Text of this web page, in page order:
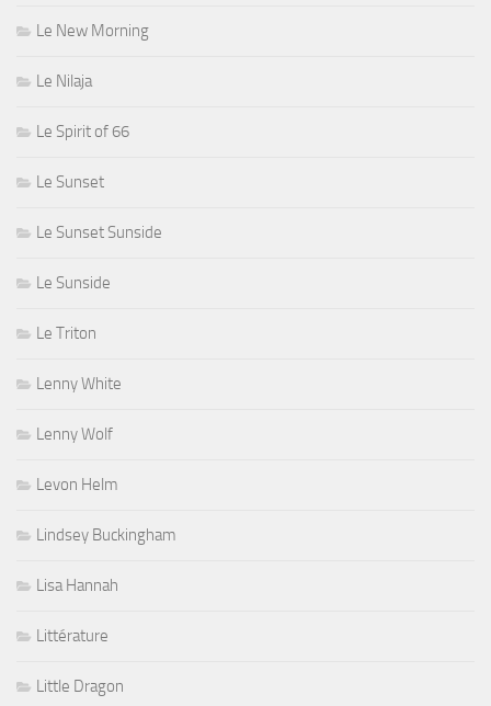
Le New Morning
Le Nilaja
Le Spirit of 66
Le Sunset
Le Sunset Sunside
Le Sunside
Le Triton
Lenny White
Lenny Wolf
Levon Helm
Lindsey Buckingham
Lisa Hannah
Littérature
Little Dragon